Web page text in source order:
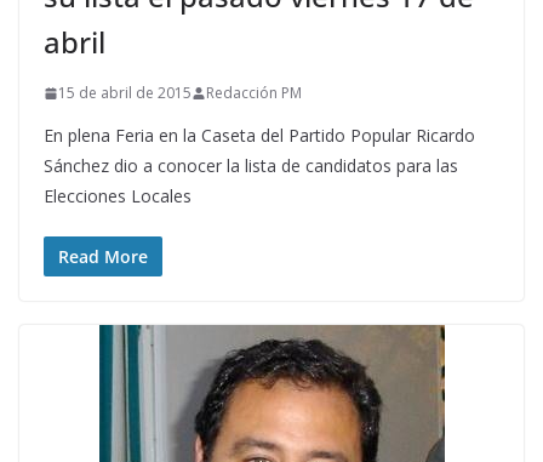
abril
15 de abril de 2015 Redacción PM
En plena Feria en la Caseta del Partido Popular Ricardo
Sánchez dio a conocer la lista de candidatos para las
Elecciones Locales
Read More